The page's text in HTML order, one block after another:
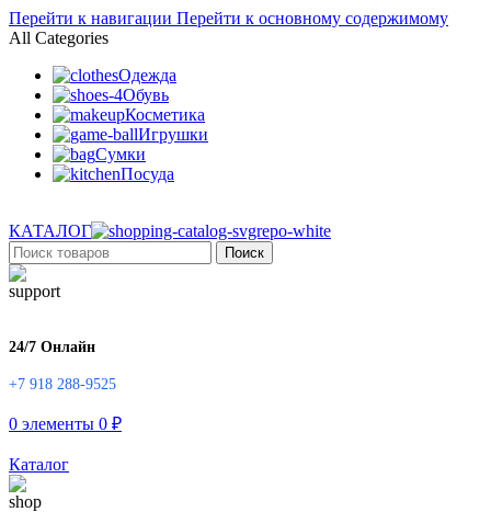
Перейти к навигации Перейти к основному содержимому
All Categories
Одежда
Обувь
Косметика
Игрушки
Сумки
Посуда
КАТАЛОГ
Поиск
24/7 Онлайн
+7 918 288-9525
0 элементы 0 ₽
Каталог